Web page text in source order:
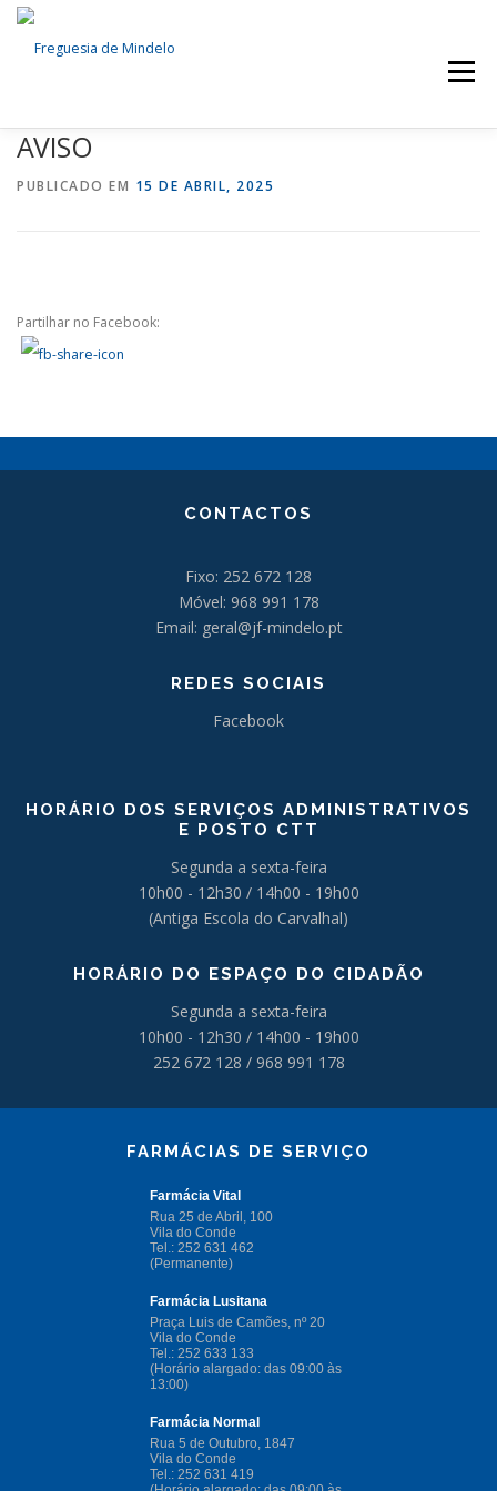
Menu
FREGUESIA
AVISO
PUBLICADO EM 15 DE ABRIL, 2025
Partilhar no Facebook:
CONTACTOS
Fixo: 252 672 128
Móvel: 968 991 178
Email: geral@jf-mindelo.pt
REDES SOCIAIS
Facebook
HORÁRIO DOS SERVIÇOS ADMINISTRATIVOS
E POSTO CTT
Segunda a sexta-feira
10h00 - 12h30 / 14h00 - 19h00
(Antiga Escola do Carvalhal)
HORÁRIO DO ESPAÇO DO CIDADÃO
Segunda a sexta-feira
10h00 - 12h30 / 14h00 - 19h00
252 672 128 / 968 991 178
FARMÁCIAS DE SERVIÇO